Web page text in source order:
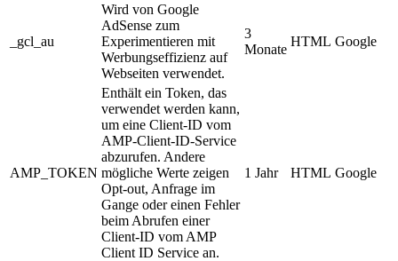
_gcl_au
Wird von Google
AdSense zum
Experimentieren mit
Werbungseffizienz auf
Webseiten verwendet.
3
Monate
HTML Google
AMP_TOKEN
Enthält ein Token, das
verwendet werden kann,
um eine Client-ID vom
AMP-Client-ID-Service
abzurufen. Andere
mögliche Werte zeigen
Opt-out, Anfrage im
Gange oder einen Fehler
beim Abrufen einer
Client-ID vom AMP
Client ID Service an.
1 Jahr HTML Google